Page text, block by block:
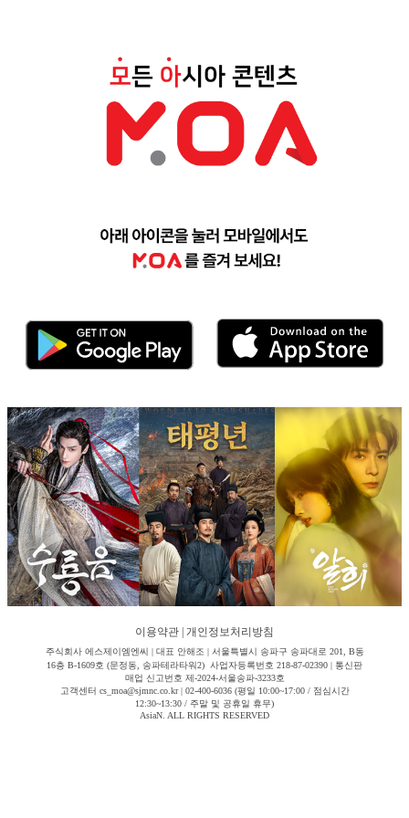
이용약관 개인정보처리방침
주식회사 에스제이엠엔씨 | 대표 안해조 | 서울특별시 송파구 송파대로 201, B동
16층 B-1609호 (문정동, 송파테라타워2) 사업자등록번호 218-87-02390 | 통신판
매업 신고번호 제-2024-서울송파-3233호
고객센터 cs_moa@sjmnc.co.kr | 02-400-6036 (평일 10:00~17:00 / 점심시간
12:30~13:30 / 주말 및 공휴일 휴무)
AsiaN. ALL RIGHTS RESERVED